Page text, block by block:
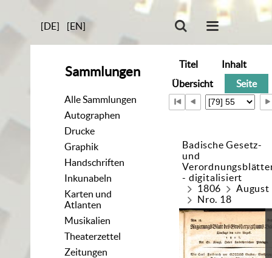
[DE] [EN]
Sammlungen
Alle Sammlungen
Autographen
Drucke
Graphik
Handschriften
Inkunabeln
Karten und
Atlanten
Musikalien
Theaterzettel
Zeitungen
Titel
Inhalt
Übersicht
Seite
Badische Gesetz-
und
- digitalisiert
1806
August
Nro. 18